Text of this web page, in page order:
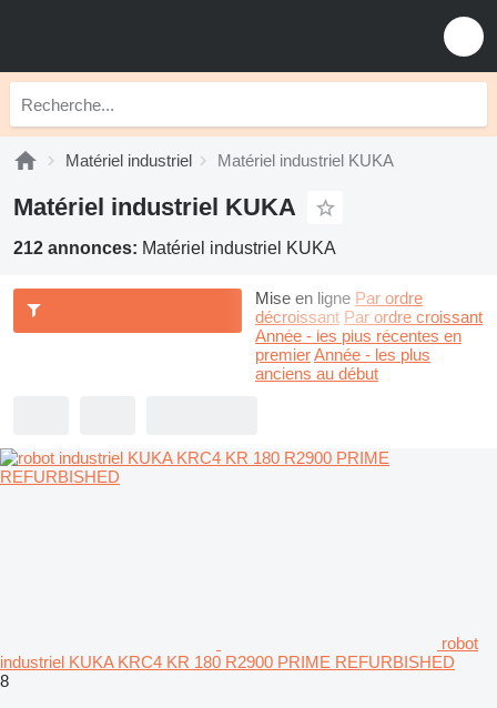
Matériel industriel Matériel industriel KUKA
Matériel industriel KUKA
212 annonces: Matériel industriel KUKA
Mise en ligne Par ordre
décroissant Par ordre croissant
Année - les plus récentes en
premierAnnée - les plus
anciens au début
robot
industriel KUKA KRC4 KR 180 R2900 PRIME REFURBISHED
8